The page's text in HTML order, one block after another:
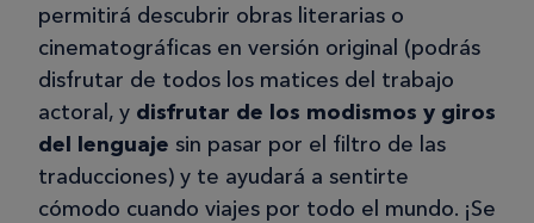
permitirá descubrir obras literarias o
cinematográficas en versión original (podrás
disfrutar de todos los matices del trabajo
actoral, y disfrutar de los modismos y giros
del lenguaje sin pasar por el filtro de las
traducciones) y te ayudará a sentirte
cómodo cuando viajes por todo el mundo. ¡Se